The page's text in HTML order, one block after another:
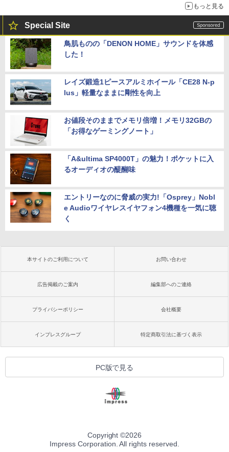
もっと見る
Special Site
鳥肌ものの「DENON HOME」サウンドを体感
した！
レイズ鍛造1ピースアルミホイール「CE28 N-p
lus」軽量なままに剛性を向上
お値段そのままでメモリ倍増！メモリ32GBの
「お得なゲーミングノート」
「A&ultima SP4000T」の魅力！ポケットに入
るオーディオの醍醐味
エントリーなのに脅威の実力!「Osprey」Nobl
e Audioワイヤレスイヤフォン4機種を一気に聴
く
本サイトのご利用について お問い合わせ
広告掲載のご案内 編集部へのご連絡
プライバシーポリシー 会社概要
インプレスグループ 特定商取引法に基づく表示
PC版で見る
Copyright ©2026
Impress Corporation. All rights reserved.